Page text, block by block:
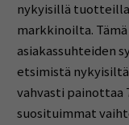
nykyisillä
markkinoilta.
asiakassuhteiden
etsimistä
vahvasti painottaa
suosituimmat